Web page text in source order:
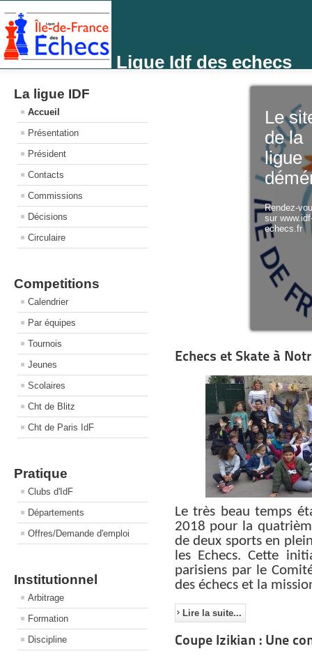
Ligue Idf des echecs
La ligue IDF
Accueil
Présentation
Président
Contacts
Commissions
Décisions
Circulaire
Competitions
Calendrier
Par équipes
Tournois
Jeunes
Scolaires
Cht de Blitz
Cht de Paris IdF
Pratique
Clubs d'IdF
Départements
Offres/Demande d'emploi
Institutionnel
Arbitrage
Formation
Discipline
Le
de la
ligue
Rendez-
sur
echecs.fr
Echecs et Skate à
Le très beau temps
2018 pour la
de deux sports en
les Echecs. Cette
parisiens par le
des échecs et la
Lire la suite...
Coupe Izikian : Une